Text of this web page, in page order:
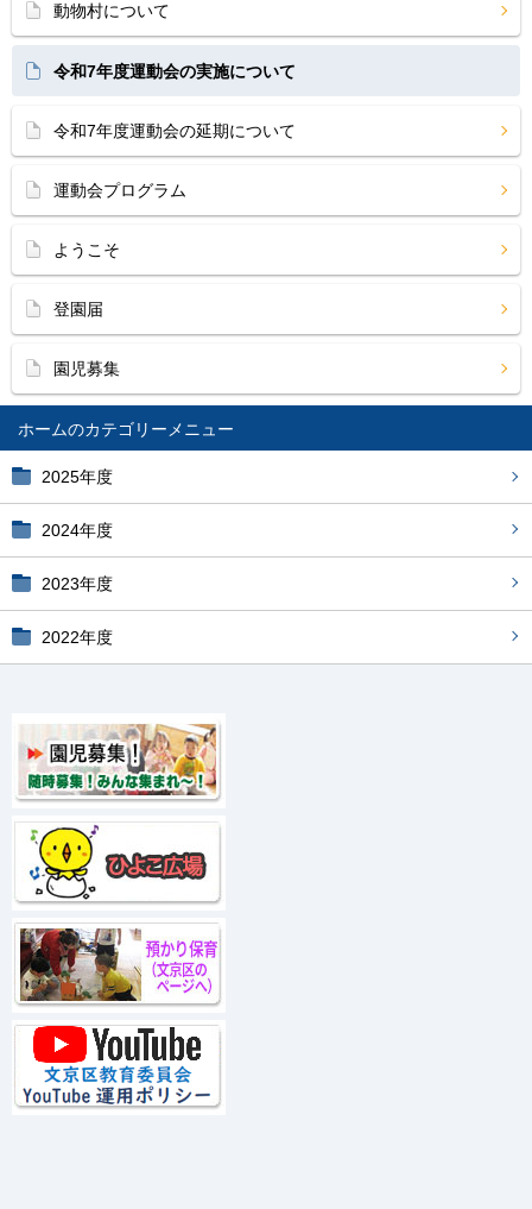
ホーム
2025年度
2024年度
2023年度
2022年度
動物村について
令和7年度運動会の実施について
令和7年度運動会の延期について
運動会プログラム
ようこそ
登園届
園児募集